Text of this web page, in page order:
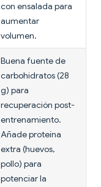
con ensalada para
aumentar
volumen.
Buena fuente de
carbohidratos (28
g) para
recuperación post-
entrenamiento.
Añade proteína
extra (huevos,
pollo) para
potenciar la